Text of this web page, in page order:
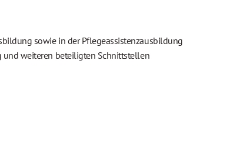
sowie in der Pflegeassistenzausbildung
und weiteren beteiligten Schnittstellen